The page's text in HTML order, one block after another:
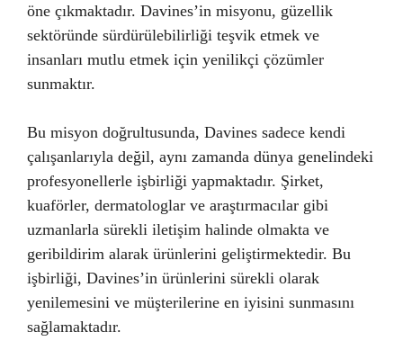
öne çıkmaktadır. Davines’in misyonu, güzellik
sektöründe sürdürülebilirliği teşvik etmek ve
insanları mutlu etmek için yenilikçi çözümler
sunmaktır.
Bu misyon doğrultusunda, Davines sadece kendi
çalışanlarıyla değil, aynı zamanda dünya genelindeki
profesyonellerle işbirliği yapmaktadır. Şirket,
kuaförler, dermatologlar ve araştırmacılar gibi
uzmanlarla sürekli iletişim halinde olmakta ve
geribildirim alarak ürünlerini geliştirmektedir. Bu
işbirliği, Davines’in ürünlerini sürekli olarak
yenilemesini ve müşterilerine en iyisini sunmasını
sağlamaktadır.